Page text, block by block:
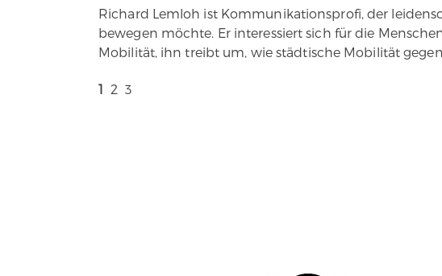
Richard Lemloh ist Kommunikationsprofi, der
bewegen möchte. Er interessiert sich für die
Mobilität, ihn treibt um, wie städtische Mobilität
1 2 3